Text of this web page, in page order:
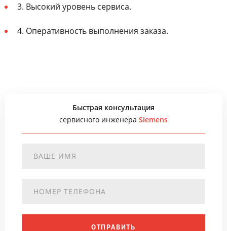
3. Высокий уровень сервиса.
4. Оперативность выполнения заказа.
Быстрая консультация
сервисного инженера Siemens
ОТПРАВИТЬ